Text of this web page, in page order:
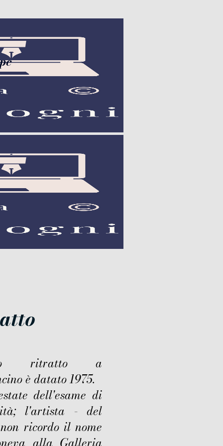
ritratto a
è datato 1975.
dell'esame di
l'artista - del
ricordo il nome